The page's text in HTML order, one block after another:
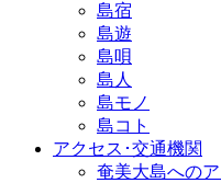
島宿
島遊
島唄
島人
島モノ
島コト
アクセス･交通機関
奄美大島への